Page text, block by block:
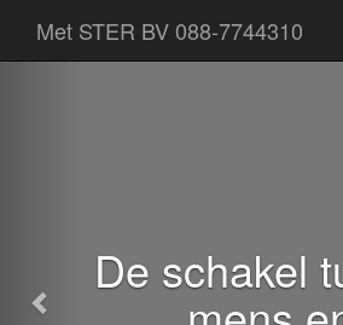
Met STER BV 088-7744310
De schakel
Terug